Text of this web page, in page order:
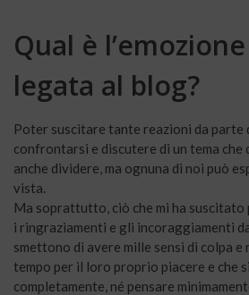
Qual è
legata al blog?
Poter suscitare tante reazioni da
confrontarsi e discutere di un tema che
anche dividere, ma ognuna di noi può
vista.
Ma soprattutto, ciò che mi ha suscitato
i ringraziamenti e gli incoraggiamenti
smettono di avere mille sensi di colpa e
tempo per il loro proprio piacere e che
completamente, né pensare